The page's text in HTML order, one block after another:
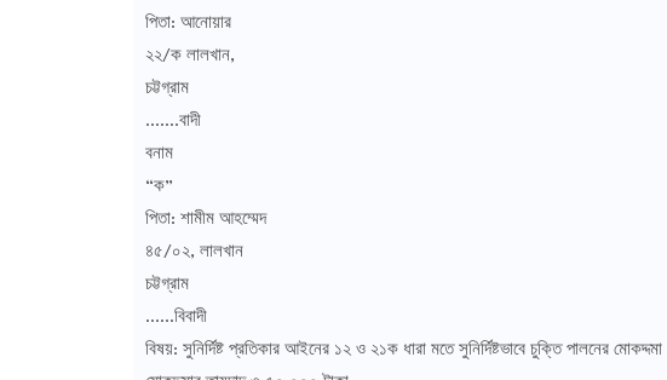
পিতা: আনোয়ার
২২/ক লালখান,
চট্টগ্রাম
…….বাদী
বনাম
“ক”
পিতা: শামীম আহম্মেদ
৪৫/০২, লালখান
চট্টগ্রাম
……বিবাদী
বিষয়: সুনির্দিষ্ট প্রতিকার আইনের ১২ ও ২১ক ধারা মতে সুনির্দিষ্টভাবে চুক্তি পালনের মোকদ্দমা।